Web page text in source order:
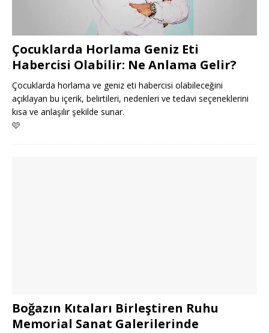
Çocuklarda Horlama Geniz Eti
Habercisi Olabilir: Ne Anlama Gelir?
Çocuklarda horlama ve geniz eti habercisi olabileceğini
açıklayan bu içerik, belirtileri, nedenleri ve tedavi seçeneklerini
kısa ve anlaşılır şekilde sunar.
🩷
Boğazın Kıtaları Birleştiren Ruhu
Memorial Sanat Galerilerinde